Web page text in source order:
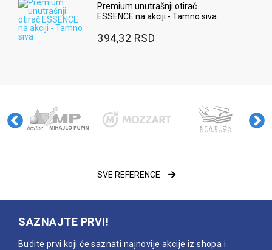
Premium unutrašnji otirač
ESSENCE na akciji - Tamno siva
394,32 RSD
SVE REFERENCE
SAZNAJTE PRVI!
Budite prvi koji će saznati najnovije akcije iz shopa i